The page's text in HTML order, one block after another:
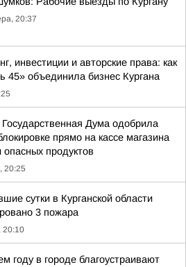
20:37
инвестиции и авторские права: как
45» объединила бизнес Кургана
Дума одобрила
прямо на кассе магазина
продуктов
20:25
сутки в Курганской области
3 пожара
20:10
году в городе благоустраивают